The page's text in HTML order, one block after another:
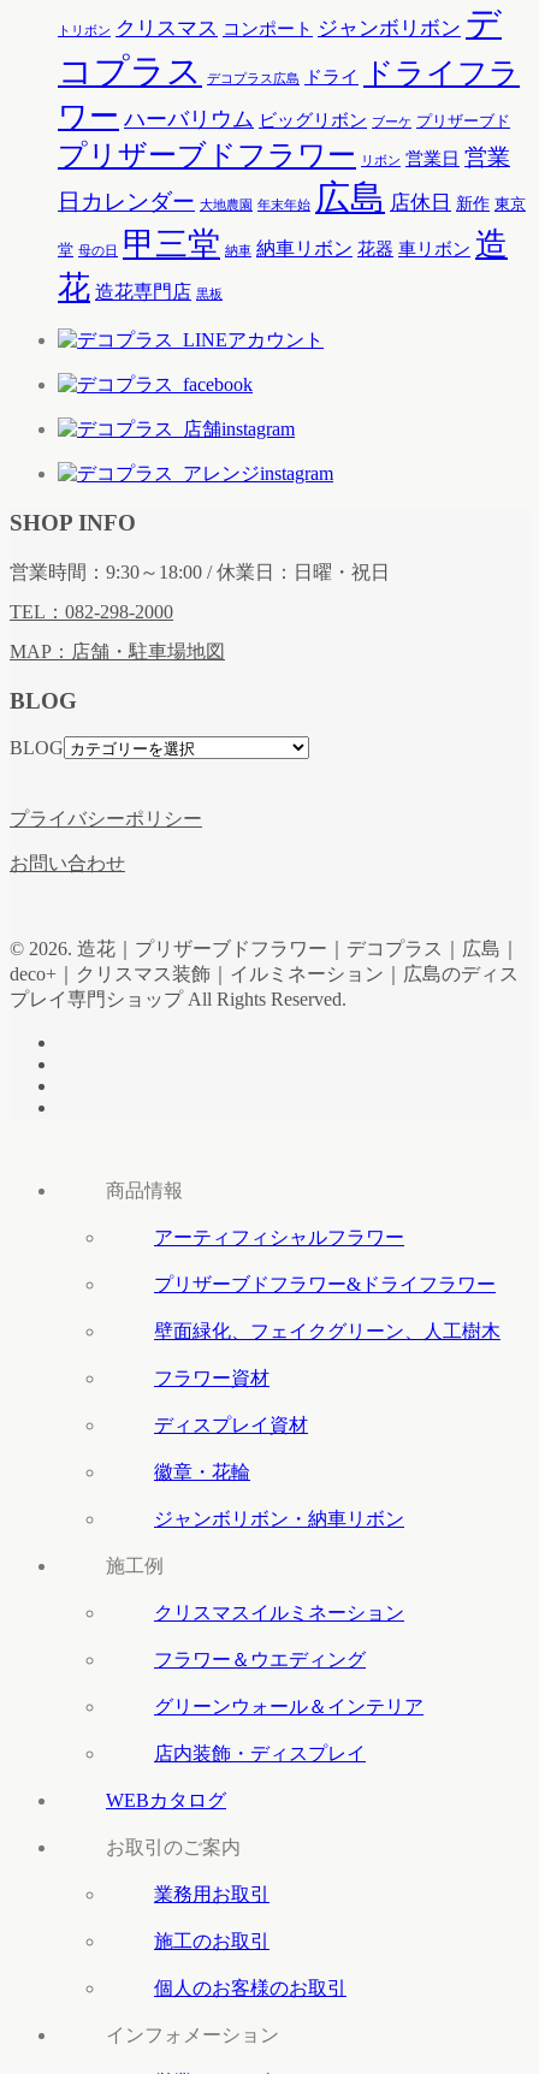
トリボン クリスマス コンポート ジャンボリボン デ
コプラス
デコプラス広島 ドライ
ドライフラ
ワー ハーバリウム ビッグリボン ブーケ プリザーブド
プリザーブドフラワー リボン 営業日 営業
日カレンダー 大地農園 年末年始 広島 店休日 新作 東京
堂 母の日 甲三堂 納車 納車リボン 花器 車リボン 造
花 造花専門店 黒板
SHOP INFO
営業時間：9:30～18:00 / 休業日：日曜・祝日
TEL：082-298-2000
MAP：店舗・駐車場地図
BLOG
BLOG
プライバシーポリシー
お問い合わせ
© 2026. 造花｜プリザーブドフラワー｜デコプラス｜広島｜
deco+｜クリスマス装飾｜イルミネーション｜広島のディス
プレイ専門ショップ All Rights Reserved.
商品情報
アーティフィシャルフラワー
プリザーブドフラワー&ドライフラワー
壁面緑化、フェイクグリーン、人工樹木
フラワー資材
ディスプレイ資材
徽章・花輪
ジャンボリボン・納車リボン
施工例
クリスマスイルミネーション
フラワー＆ウエディング
グリーンウォール＆インテリア
店内装飾・ディスプレイ
WEBカタログ
お取引のご案内
業務用お取引
施工のお取引
個人のお客様のお取引
インフォメーション